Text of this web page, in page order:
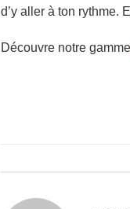
d’y aller à ton rythme.
Découvre notre gamme